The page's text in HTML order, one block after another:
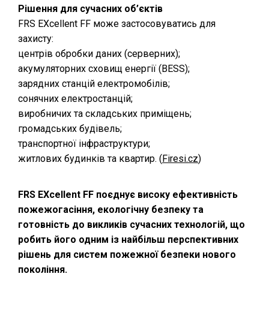
Рішення для сучасних об’єктів
FRS EXcellent FF може застосовуватись для
захисту:
центрів обробки даних (серверних);
акумуляторних сховищ енергії (BESS);
зарядних станцій електромобілів;
сонячних електростанцій;
виробничих та складських приміщень;
громадських будівель;
транспортної інфраструктури;
житлових будинків та квартир. (⁠Firesi.cz)
FRS EXcellent FF поєднує високу ефективність
пожежогасіння, екологічну безпеку та
готовність до викликів сучасних технологій, що
робить його одним із найбільш перспективних
рішень для систем пожежної безпеки нового
покоління.